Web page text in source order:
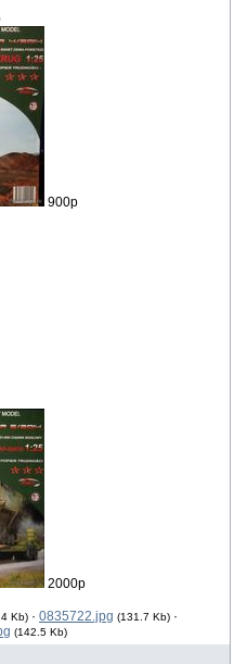
900р
2000р
Kb) · 0835722.jpg (131.7 Kb) ·
(142.5 Kb)